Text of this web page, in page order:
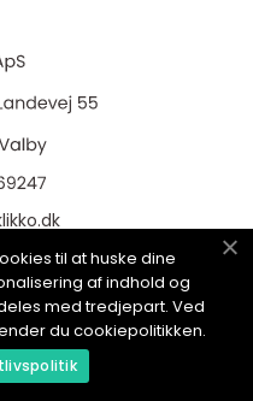
til at huske dine
af indhold og
med tredjepart. Ved
du cookiepolitikken.